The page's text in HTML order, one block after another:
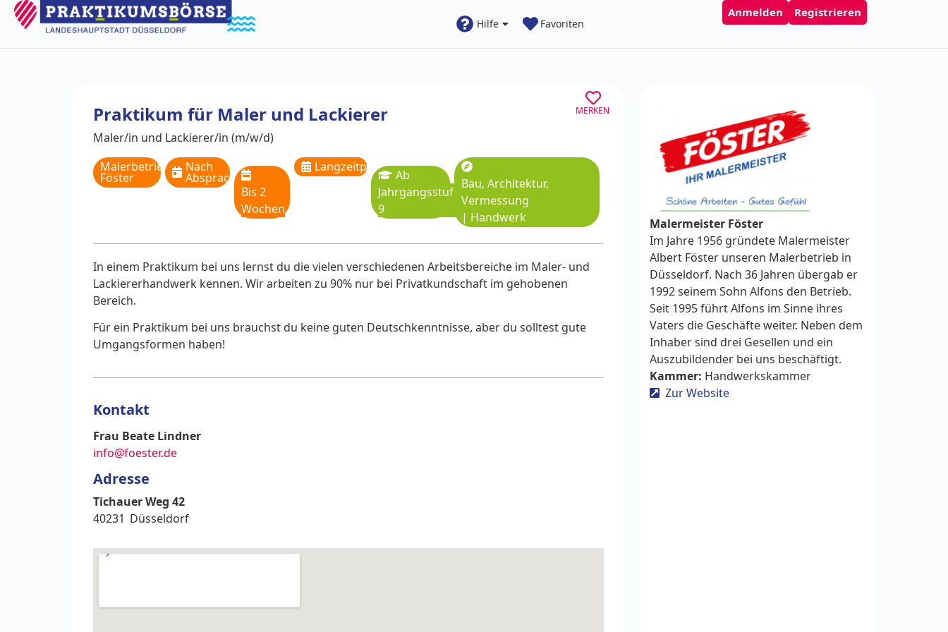
Hilfe Favoriten
Anmelden Registrieren
MERKEN
Praktikum für Maler und Lackierer
Maler/in und Lackierer/in (m/w/d)
Malerbetrieb
Föster
Nach
Absprache
Bis 2
Wochen
Langzeitpraktikum
Ab
Jahrgangsstufe
9
Bau, Architektur,
Vermessung
| Handwerk
In einem Praktikum bei uns lernst du die vielen verschiedenen Arbeitsbereiche im Maler- und
Lackiererhandwerk kennen. Wir arbeiten zu 90% nur bei Privatkundschaft im gehobenen
Bereich.
Für ein Praktikum bei uns brauchst du keine guten Deutschkenntnisse, aber du solltest gute
Umgangsformen haben!
Kontakt
Frau Beate Lindner
info@foester.de
Adresse
Tichauer Weg 42
40231 Düsseldorf
Malermeister Föster
Im Jahre 1956 gründete Malermeister
Albert Föster unseren Malerbetrieb in
Düsseldorf. Nach 36 Jahren übergab er
1992 seinem Sohn Alfons den Betrieb.
Seit 1995 führt Alfons im Sinne ihres
Vaters die Geschäfte weiter. Neben dem
Inhaber sind drei Gesellen und ein
Auszubildender bei uns beschäftigt.
Kammer: Handwerkskammer
Zur Website